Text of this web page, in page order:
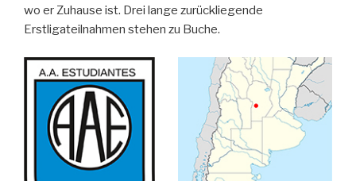
wo er Zuhause ist. Drei lange zurückliegende
Erstligateilnahmen stehen zu Buche.